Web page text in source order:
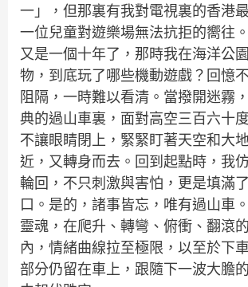
一」，但那裏有我對電視裏的香港
一位兒童對遊樂場無法抗拒的嚮往
又是一個十年了，那時我在海洋公
物，到底玩了哪些機動遊戲？回憶
阻隔，一時難以看清。當撥開迷霧
典的過山車裏，面對高空三百六十
不讓眼睛閉上，緊緊盯著天空和大
近，又轉身而去。回到起點時，我
輪回，不只刺激與害怕，更是填滿
口。是的，諸事皆忘，唯有過山車
靈魂，在爬升、轉彎、俯衝、翻滾
內，情緒曲線拉至極限，以至於下
部分仍留在車上，跟隨下一波大膽